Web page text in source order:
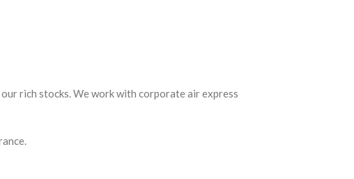
rich stocks. We work with corporate air express